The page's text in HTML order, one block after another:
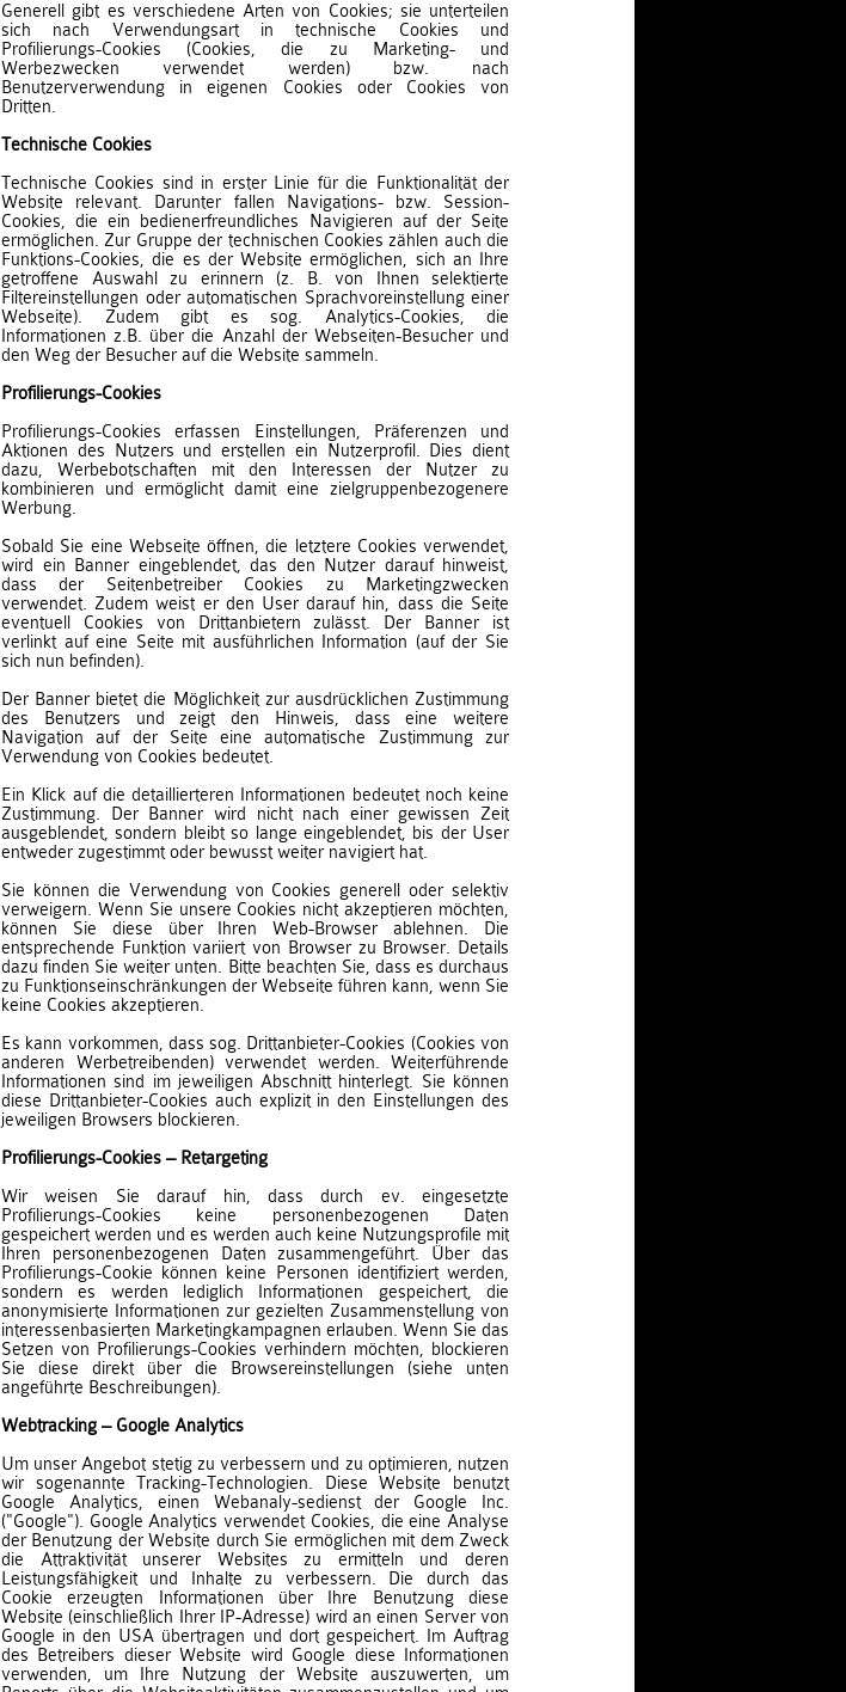
Generell gibt es verschiedene Arten von Cookies; sie unterteilen
sich nach Verwendungsart in technische Cookies und
Profilierungs-Cookies (Cookies, die zu Marketing- und
Werbezwecken verwendet werden) bzw. nach
Benutzerverwendung in eigenen Cookies oder Cookies von
Dritten.
Technische Cookies
Technische Cookies sind in erster Linie für die Funktionalität der
Website relevant. Darunter fallen Navigations- bzw. Session-
Cookies, die ein bedienerfreundliches Navigieren auf der Seite
ermöglichen. Zur Gruppe der technischen Cookies zählen auch die
Funktions-Cookies, die es der Website ermöglichen, sich an Ihre
getroffene Auswahl zu erinnern (z. B. von Ihnen selektierte
Filtereinstellungen oder automatischen Sprachvoreinstellung einer
Webseite). Zudem gibt es sog. Analytics-Cookies, die
Informationen z.B. über die Anzahl der Webseiten-Besucher und
den Weg der Besucher auf die Website sammeln.
Profilierungs-Cookies
Profilierungs-Cookies erfassen Einstellungen, Präferenzen und
Aktionen des Nutzers und erstellen ein Nutzerprofil. Dies dient
dazu, Werbebotschaften mit den Interessen der Nutzer zu
kombinieren und ermöglicht damit eine zielgruppenbezogenere
Werbung.
Sobald Sie eine Webseite öffnen, die letztere Cookies verwendet,
wird ein Banner eingeblendet, das den Nutzer darauf hinweist,
dass der Seitenbetreiber Cookies zu Marketingzwecken
verwendet. Zudem weist er den User darauf hin, dass die Seite
eventuell Cookies von Drittanbietern zulässt. Der Banner ist
verlinkt auf eine Seite mit ausführlichen Information (auf der Sie
sich nun befinden).
Der Banner bietet die Möglichkeit zur ausdrücklichen Zustimmung
des Benutzers und zeigt den Hinweis, dass eine weitere
Navigation auf der Seite eine automatische Zustimmung zur
Verwendung von Cookies bedeutet.
Ein Klick auf die detaillierteren Informationen bedeutet noch keine
Zustimmung. Der Banner wird nicht nach einer gewissen Zeit
ausgeblendet, sondern bleibt so lange eingeblendet, bis der User
entweder zugestimmt oder bewusst weiter navigiert hat.
Sie können die Verwendung von Cookies generell oder selektiv
verweigern. Wenn Sie unsere Cookies nicht akzeptieren möchten,
können Sie diese über Ihren Web-Browser ablehnen. Die
entsprechende Funktion variiert von Browser zu Browser. Details
dazu finden Sie weiter unten. Bitte beachten Sie, dass es durchaus
zu Funktionseinschränkungen der Webseite führen kann, wenn Sie
keine Cookies akzeptieren.
Es kann vorkommen, dass sog. Drittanbieter-Cookies (Cookies von
anderen Werbetreibenden) verwendet werden. Weiterführende
Informationen sind im jeweiligen Abschnitt hinterlegt. Sie können
diese Drittanbieter-Cookies auch explizit in den Einstellungen des
jeweiligen Browsers blockieren.
Profilierungs-Cookies – Retargeting
Wir weisen Sie darauf hin, dass durch ev. eingesetzte
Profilierungs-Cookies keine personenbezogenen Daten
gespeichert werden und es werden auch keine Nutzungsprofile mit
Ihren personenbezogenen Daten zusammengeführt. Über das
Profilierungs-Cookie können keine Personen identifiziert werden,
sondern es werden lediglich Informationen gespeichert, die
anonymisierte Informationen zur gezielten Zusammenstellung von
interessenbasierten Marketingkampagnen erlauben. Wenn Sie das
Setzen von Profilierungs-Cookies verhindern möchten, blockieren
Sie diese direkt über die Browsereinstellungen (siehe unten
angeführte Beschreibungen).
Webtracking – Google Analytics
Um unser Angebot stetig zu verbessern und zu optimieren, nutzen
wir sogenannte Tracking-Technologien. Diese Website benutzt
Google Analytics, einen Webanaly-sedienst der Google Inc.
("Google"). Google Analytics verwendet Cookies, die eine Analyse
der Benutzung der Website durch Sie ermöglichen mit dem Zweck
die Attraktivität unserer Websites zu ermitteln und deren
Leistungsfähigkeit und Inhalte zu verbessern. Die durch das
Cookie erzeugten Informationen über Ihre Benutzung diese
Website (einschließlich Ihrer IP-Adresse) wird an einen Server von
Google in den USA übertragen und dort gespeichert. Im Auftrag
des Betreibers dieser Website wird Google diese Informationen
verwenden, um Ihre Nutzung der Website auszuwerten, um